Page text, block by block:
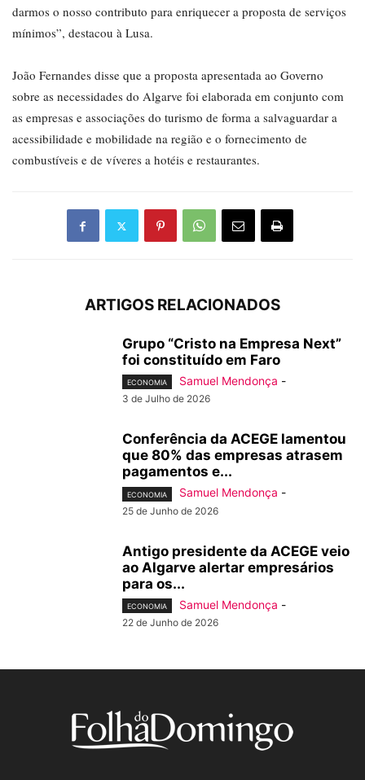
darmos o nosso contributo para enriquecer a proposta de serviços
mínimos”, destacou à Lusa.
João Fernandes disse que a proposta apresentada ao Governo
sobre as necessidades do Algarve foi elaborada em conjunto com
as empresas e associações do turismo de forma a salvaguardar a
acessibilidade e mobilidade na região e o fornecimento de
combustíveis e de víveres a hotéis e restaurantes.
ARTIGOS RELACIONADOS
Grupo “Cristo na Empresa Next”
foi constituído em Faro
ECONOMIA Samuel Mendonça -
3 de Julho de 2026
Conferência da ACEGE lamentou
que 80% das empresas atrasem
pagamentos e...
ECONOMIA Samuel Mendonça -
25 de Junho de 2026
Antigo presidente da ACEGE veio
ao Algarve alertar empresários
para os...
ECONOMIA Samuel Mendonça -
22 de Junho de 2026